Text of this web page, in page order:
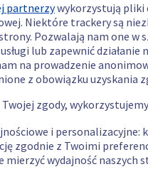
partnerzywykorzystują pliki
Niektóre trackery są
Pozwalają nam one w
lub zapewnić
na prowadzenie
z obowiązku uzyskania
zgody,
i personalizacyjne:
zgodnie z Twoimi
mierzyć wydajność naszych